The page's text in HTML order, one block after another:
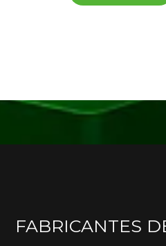
FABRICANTES